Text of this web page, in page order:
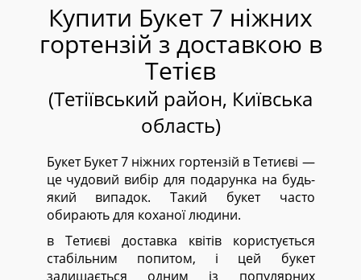
Купити Букет 7 ніжних
гортензій з доставкою в
Тетієв
(Тетіївський район, Київська
область)
Букет Букет 7 ніжних гортензій в Тетиєві —
це чудовий вибір для подарунка на будь-
який випадок. Такий букет часто
обирають для коханої людини.
в Тетиєві доставка квітів користується
стабільним попитом, і цей букет
залишається одним із популярних